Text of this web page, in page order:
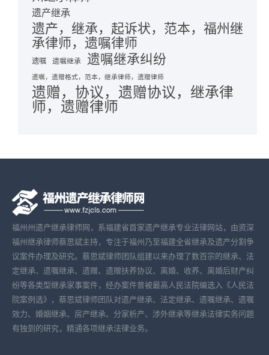
遗产继承
遗产，继承，起诉状，范本，福州继
承律师，遗嘱律师
遗嘱 遗嘱继承 遗嘱继承纠纷
遗嘱，遗赠格式，范本，继承律师，遗赠律师
遗赠，协议，遗赠协议，继承律
师，遗赠律师
福州州遗产继承律师网，系福建省首家遗产继承专业法律网站，由资深
福州继承律师蔡思斌主持，专注于福州乃至福建全省继承及遗产分割争
议案件办理及研究。蔡思斌律师团队组建以来办理了数百宗的继承、法
定继承、遗嘱继承、遗赠、遗赠扶养协议、离婚、收养、离婚后财产纠
纷等各类型继承家事案件，经办案件曾被最高人民法院编选入《人民法
院案例选》，蔡思斌律师团队对遗产继承、法定继承、遗嘱继承、遗嘱
效力、婚姻继承、房产继承、分家析产、涉外继承等继承法律实务问题
有独到的研究，精通各项继承法律业务。